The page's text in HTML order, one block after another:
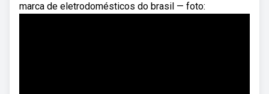
marca de eletrodomésticos do brasil — foto: